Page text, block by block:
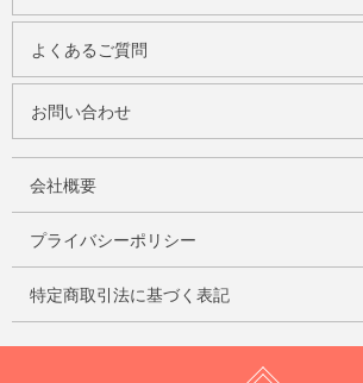
よくあるご質問
お問い合わせ
会社概要
プライバシーポリシー
特定商取引法に基づく表記